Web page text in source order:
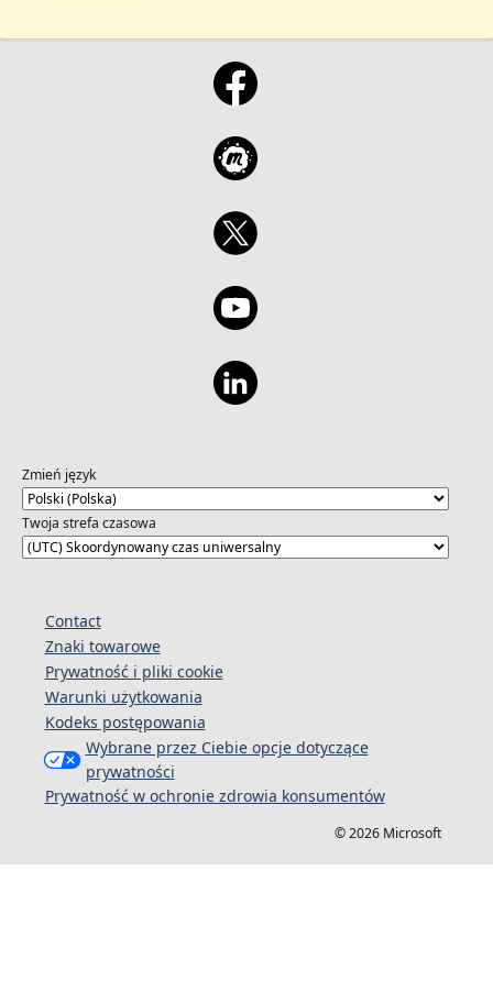
Zmień język
Twoja strefa czasowa
Contact
Znaki towarowe
Prywatność i pliki cookie
Warunki użytkowania
Kodeks postępowania
Wybrane przez Ciebie opcje dotyczące
prywatności
Prywatność w ochronie zdrowia konsumentów
© 2026 Microsoft